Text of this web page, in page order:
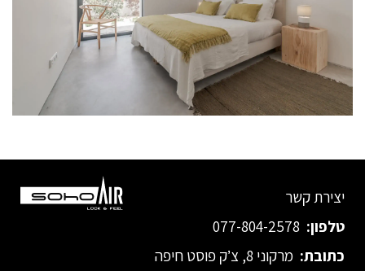
יצירת קשר
טלפון: 077-804-2578
כתובת: מרקוני 8, צ’ק פוסט חיפה